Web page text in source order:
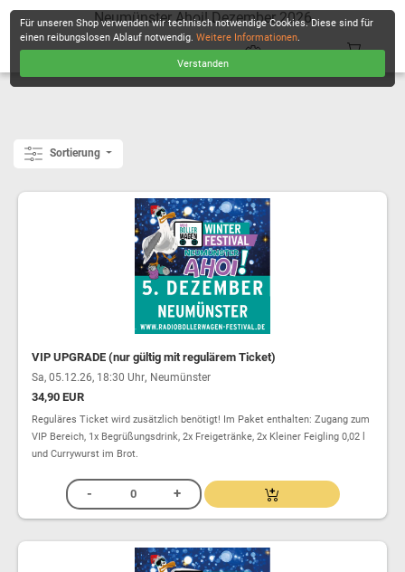
Neumünster Ahoi! Dezember 2026
Sortierung
VIP UPGRADE (nur gültig mit regulärem Ticket)
Sa, 05.12.26, 18:30 Uhr, Neumünster
34,90 EUR
Reguläres Ticket wird zusätzlich benötigt! Im Paket enthalten: Zugang zum
VIP Bereich, 1x Begrüßungsdrink, 2x Freigetränke, 2x Kleiner Feigling 0,02 l
und Currywurst im Brot.
Für unseren Shop verwenden wir technisch notwendige Cookies. Diese sind für
einen reibungslosen Ablauf notwendig.Weitere Informationen.
Verstanden